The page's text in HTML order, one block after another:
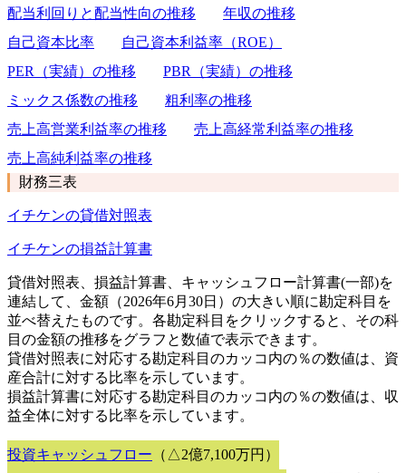
配当利回りと配当性向の推移
年収の推移
自己資本比率
自己資本利益率（ROE）
PER（実績）の推移
PBR（実績）の推移
ミックス係数の推移
粗利率の推移
売上高営業利益率の推移
売上高経常利益率の推移
売上高純利益率の推移
財務三表
イチケンの貸借対照表
イチケンの損益計算書
貸借対照表、損益計算書、キャッシュフロー計算書(一部)を
連結して、金額（2026年6月30日）の大きい順に勘定科目を
並べ替えたものです。各勘定科目をクリックすると、その科
目の金額の推移をグラフと数値で表示できます。
貸借対照表に対応する勘定科目のカッコ内の％の数値は、資
産合計に対する比率を示しています。
損益計算書に対応する勘定科目のカッコ内の％の数値は、収
益全体に対する比率を示しています。
投資キャッシュフロー （△2億7,100万円）